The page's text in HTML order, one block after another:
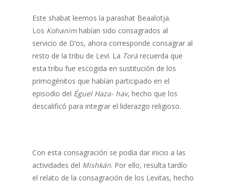
Este shabat leemos la parashat Beaalotja.
Los Kohanim habían sido consagrados al
servicio de D’os, ahora corresponde consagrar al
resto de la tribu de Leví. La Torárecuerda que
esta tribu fue escogida en sustitución de los
primogénitos que habían participado en el
episodio del Éguel Haza- hav, hecho que los
descalificó para integrar el liderazgo religioso.
Con esta consagración se podía dar inicio a las
actividades del Mishkán. Por ello, resulta tardío
el relato de la consagración de los Levitas, hecho